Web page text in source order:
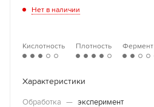
Нет в наличии
Кислотность Плотность Фермент
Характеристики
Обработка — эксперимент